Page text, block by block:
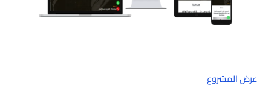
عرض المشروع